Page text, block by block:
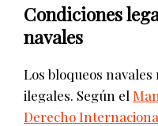
Condiciones
navales
Los bloqueos
ilegales. Según el
Derecho